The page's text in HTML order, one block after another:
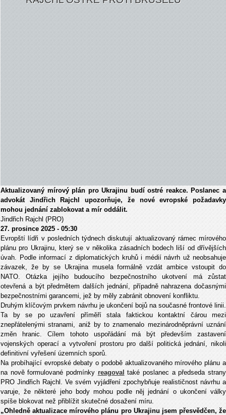
Aktualizovaný mírový plán pro Ukrajinu budí ostré reakce. Poslanec a
advokát Jindřich Rajchl upozorňuje, že nové evropské požadavky
mohou jednání zablokovat a mír oddálit.
Jindřich Rajchl (PRO)
27. prosince 2025 - 05:30
Evropští lídři v posledních týdnech diskutují aktualizovaný rámec mírového
plánu pro Ukrajinu, který se v několika zásadních bodech liší od dřívějších
úvah. Podle informací z diplomatických kruhů i médií návrh už neobsahuje
závazek, že by se Ukrajina musela formálně vzdát ambice vstoupit do
NATO. Otázka jejího budoucího bezpečnostního ukotvení má zůstat
otevřená a být předmětem dalších jednání, případně nahrazena dočasnými
bezpečnostními garancemi, jež by měly zabránit obnovení konfliktu.
Druhým klíčovým prvkem návrhu je ukončení bojů na současné frontové linii.
Ta by se po uzavření příměří stala faktickou kontaktní čárou mezi
znepřátelenými stranami, aniž by to znamenalo mezinárodněprávní uznání
změn hranic. Cílem tohoto uspořádání má být především zastavení
vojenských operací a vytvoření prostoru pro další politická jednání, nikoli
definitivní vyřešení územních sporů.
Na probíhající evropské debaty o podobě aktualizovaného mírového plánu a
na nově formulované podmínky reagoval také poslanec a předseda strany
PRO Jindřich Rajchl. Ve svém vyjádření zpochybňuje realističnost návrhu a
varuje,že některé jeho body mohou podle něj jednání o ukončení války
spíše blokovat než přibl ížit skutečné dosažení míru.
„Ohledně aktualizace mírového plánu pro Ukrajinu jsem přesvědčen, že